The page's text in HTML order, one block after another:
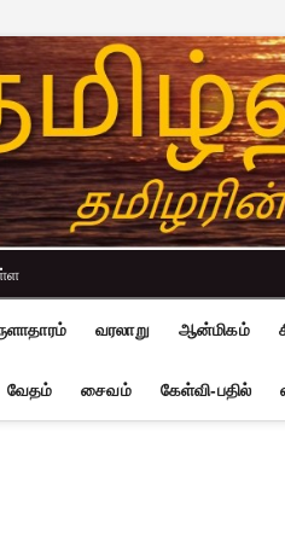
வரலாறு ஆன்மிகம்
வேதம் சைவம் கேள்வி-பதில்